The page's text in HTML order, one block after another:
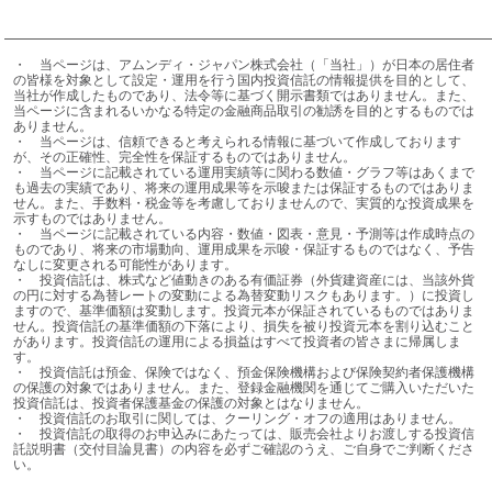
Mobile Wallet（xiaomi）、WeChatPay、Alipayだけでな
く、タクシー配車アプリGrabのGrab Payなど40種類以上
もあり、現金を使う人は全体の40%以下にとどまっていま
す。クレジットカードの審査が日本より厳しいという事情
もありますが、合理的で利便性を大事にする人が多いこと
が、モバイル決済の浸透につながっているのかもしれませ
ん。
携帯電話や交通系ICカード、駅のホームドア、世界初の有
料道路の通行料自動徴収システム（日本ではETCと呼ばれ
ています）など、日本よりずいぶん早くから先行して取り
入れており、国としても個人としても新しいものや効率的
なものに興味を持ち積極的に取り入れる姿勢がみられま
す。
週末子育てで教育費をかけ
るシンガポール人夫婦
・	当ページは、アムンディ・ジャパン株式会社（「当社」）が日本の居住者
の皆様を対象として設定・運用を行う国内投資信託の情報提供を目的として、
当社が作成したものであり、法令等に基づく開示書類ではありません。また、
当ページに含まれるいかなる特定の金融商品取引の勧誘を目的とするものでは
ありません。
・	当ページは、信頼できると考えられる情報に基づいて作成しております
が、その正確性、完全性を保証するものではありません。
・	当ページに記載されている運用実績等に関わる数値・グラフ等はあくまで
も過去の実績であり、将来の運用成果等を示唆または保証するものではありま
せん。また、手数料・税金等を考慮しておりませんので、実質的な投資成果を
示すものではありません。
・	当ページに記載されている内容・数値・図表・意見・予測等は作成時点の
ものであり、将来の市場動向、運用成果を示唆・保証するものではなく、予告
なしに変更される可能性があります。
・	投資信託は、株式など値動きのある有価証券（外貨建資産には、当該外貨
の円に対する為替レートの変動による為替変動リスクもあります。）に投資し
ますので、基準価額は変動します。投資元本が保証されているものではありま
せん。投資信託の基準価額の下落により、損失を被り投資元本を割り込むこと
があります。投資信託の運用による損益はすべて投資者の皆さまに帰属しま
す。
・	投資信託は預金、保険ではなく、預金保険機構および保険契約者保護機構
の保護の対象ではありません。また、登録金融機関を通じてご購入いただいた
投資信託は、投資者保護基金の保護の対象とはなりません。
・	投資信託のお取引に関しては、クーリング・オフの適用はありません。
・	投資信託の取得のお申込みにあたっては、販売会社よりお渡しする投資信
託説明書（交付目論見書）の内容を必ずご確認のうえ、ご自身でご判断くださ
い。